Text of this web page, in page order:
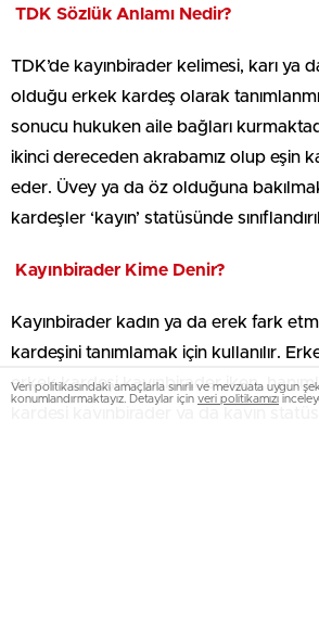
TDK Sözlük Anlamı Nedir?
TDK’de kayınbirader kelimesi, karı ya
olduğu erkek kardeş olarak
sonucu hukuken aile bağları
ikinci dereceden akrabamız olup eşin
eder. Üvey ya da öz olduğuna
kardeşler ‘kayın’ statüsünde
Kayınbirader Kime Denir?
Kayınbirader kadın ya da erek fark
kardeşini tanımlamak için kullanılır.
erkek kardeşi kayınbirader iken,
Veri politikasındaki amaçlarla sınırlı ve mevzuata uygun
konumlandırmaktayız. Detaylar için veri politikamızı